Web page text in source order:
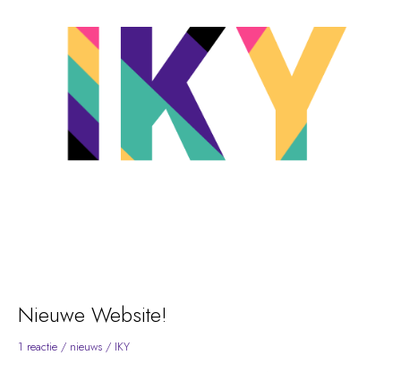
Nieuwe Website!
1 reactie / nieuws / IKY